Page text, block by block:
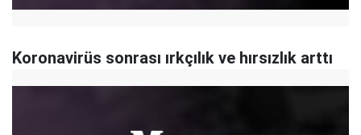
Koronavirüs sonrası ırkçılık ve hırsızlık arttı